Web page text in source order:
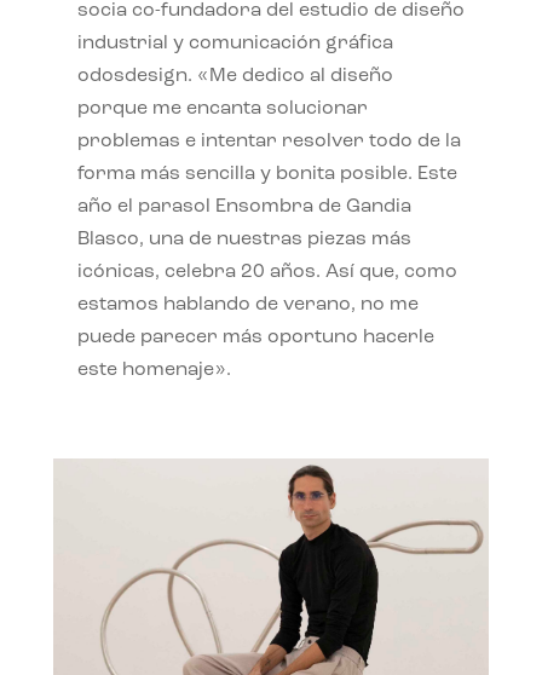
socia co-fundadora del estudio de diseño
industrial y comunicación gráfica
odosdesign. «Me dedico al diseño
porque me encanta solucionar
problemas e intentar resolver todo de la
forma más sencilla y bonita posible. Este
año el parasol Ensombra de Gandia
Blasco, una de nuestras piezas más
icónicas, celebra 20 años. Así que, como
estamos hablando de verano, no me
puede parecer más oportuno hacerle
este homenaje».